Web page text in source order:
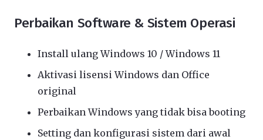
Perbaikan Software & Sistem Operasi
Install ulang Windows 10 / Windows 11
Aktivasi lisensi Windows dan Office
original
Perbaikan Windows yang tidak bisa booting
Setting dan konfigurasi sistem dari awal